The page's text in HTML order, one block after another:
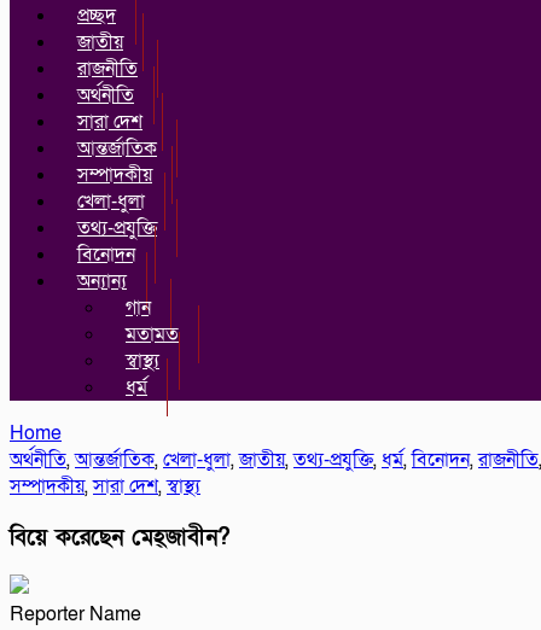
প্রচ্ছদ
জাতীয়
রাজনীতি
অর্থনীতি
সারা দেশ
আন্তর্জাতিক
সম্পাদকীয়
খেলা-ধুলা
তথ্য-প্রযুক্তি
বিনোদন
অন্যান্য
গান
মতামত
স্বাস্থ্য
ধর্ম
Home
অর্থনীতি,আন্তর্জাতিক,খেলা-ধুলা,জাতীয়,তথ্য-প্রযুক্তি, ধর্ম,বিনোদন,রাজনীতি,
সম্পাদকীয়,সারা দেশ,স্বাস্থ্য
বিয়ে করেছেন মেহ্জাবীন?
Reporter Name